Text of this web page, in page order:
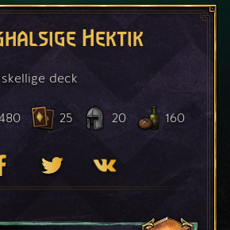
Hektik
skellige deck
25 20 160